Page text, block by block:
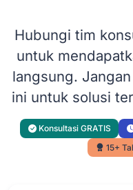
Hubungi tim
untuk
langsung.
ini untuk solusi
Konsultasi GRATIS
15+